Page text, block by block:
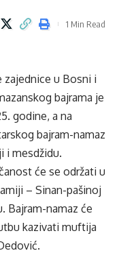
1 Min Read
zajednice u Bosni i
bajrama je
godine, a na
bajram-namaz
i mesdžidu.
će se održati u
– Sinan-pašinoj
Bajram-namaz će
kazivati muftija